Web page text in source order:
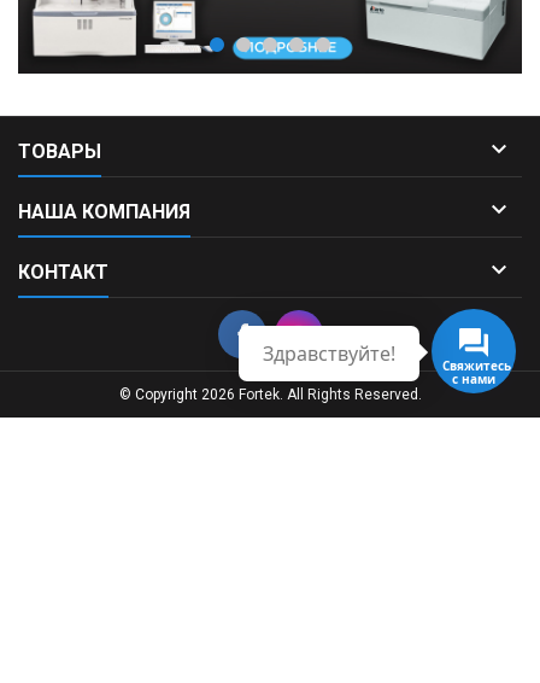
ТОВАРЫ 
НАША КОМПАНИЯ 
КОНТАКТ 
Свяжитесь
с нами
Здравствуйте!
© Copyright 2026 Fortek. All Rights Reserved.